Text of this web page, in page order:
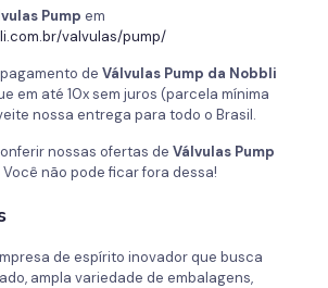
Pump em
valvulas/pump/
de Válvulas Pump da Nobbli
em até 10x sem juros (parcela mínima
nossa entrega para todo o Brasil.
nossas ofertas de Válvulas Pump
Você não pode ficar fora dessa!
de espírito inovador que busca
ampla variedade de embalagens,